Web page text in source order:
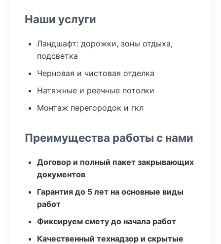
Наши услуги
Ландшафт: дорожки, зоны отдыха,
подсветка
Черновая и чистовая отделка
Натяжные и реечные потолки
Монтаж перегородок и гкл
Преимущества работы с нами
Договор и полный пакет закрывающих
документов
Гарантия до 5 лет на основные виды
работ
Фиксируем смету до начала работ
Качественный технадзор и скрытые